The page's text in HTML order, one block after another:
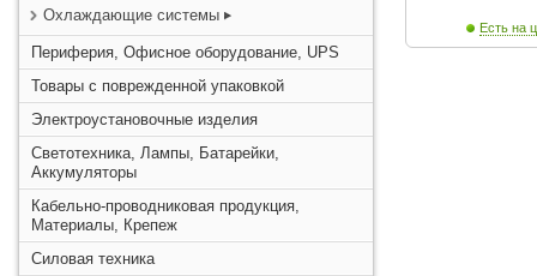
Охлаждающие системы
Периферия, Офисное оборудование, UPS
Товары с поврежденной упаковкой
Электроустановочные изделия
Светотехника, Лампы, Батарейки,
Аккумуляторы
Кабельно-проводниковая продукция,
Материалы, Крепеж
Силовая техника
Есть на